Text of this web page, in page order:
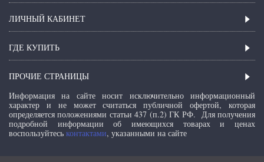
ЛИЧНЫЙ КАБИНЕТ
ГДЕ КУПИТЬ
ПРОЧИЕ СТРАНИЦЫ
Информация на сайте носит исключительно информационный
характер и не может считаться публичной офертой, которая
определяется положениями статьи 437 (п.2) ГК РФ. Для получения
подробной информации об имеющихся товарах и ценах
воспользуйтесь контактами, указанными на сайте